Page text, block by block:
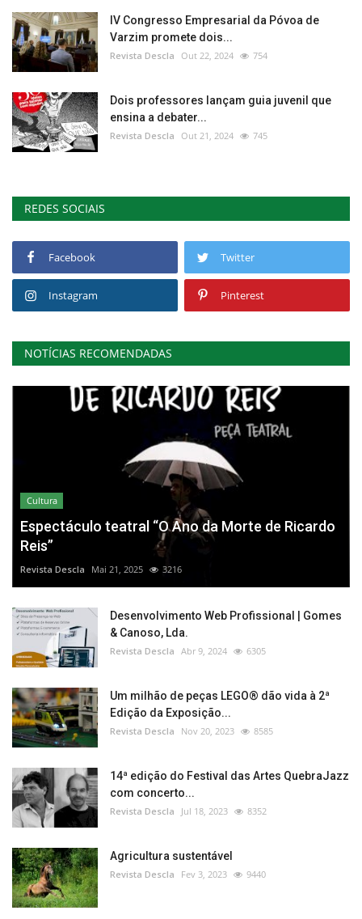
IV Congresso Empresarial da Póvoa de
Varzim promete dois...
Revista Descla Out 22, 2024 754
Dois professores lançam guia juvenil que
ensina a debater...
Revista Descla Out 21, 2024 745
REDES SOCIAIS
Facebook Twitter
Instagram Pinterest
NOTÍCIAS RECOMENDADAS
Cultura
Espectáculo teatral “O Ano da Morte de Ricardo
Reis”
Revista Descla Mai 21, 2025 3216
Desenvolvimento Web Profissional | Gomes
& Canoso, Lda.
Revista Descla Abr 9, 2024 6305
Um milhão de peças LEGO® dão vida à 2ª
Edição da Exposição...
Revista Descla Nov 20, 2023 8585
14ª edição do Festival das Artes QuebraJazz
com concerto...
Revista Descla Jul 18, 2023 8352
Agricultura sustentável
Revista Descla Fev 3, 2023 9440